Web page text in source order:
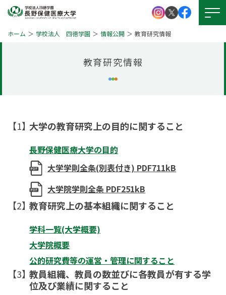
資料請求
図書館
就職・資格
図書館
本学の
在学生の皆さんへ
保護者の皆さまへ 病院・施設の方へ
附属施設・関連施設 個人情報保護方針
ホーム 学校法人 四徳学園 情報公開 教育研究情報
教育研究情報
大学の教育研究上の目的に関すること
長野保健医療大学の目的
大学学則全条(別表付き) PDF711kB
大学院学則全条 PDF251kB
教育研究上の基本組織に関すること
学科一覧(大学概要)
大学院概要
公的研究費等の運営・管理に関すること
教員組織、教員の数並びに各教員が有する学
位及び業績に関すること